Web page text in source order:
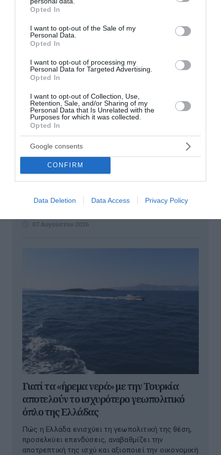
grant or deny consent to Google and its third-party tags to
use your data for below specified purposes in below Google
consent section.
Opted In
I want to opt-out of the Sale of my
Personal Data.
Opted In
I want to opt-out of processing my
Personal Data for Targeted Advertising.
Opted In
I want to opt-out of Collection, Use,
Retention, Sale, and/or Sharing of my
Personal Data that Is Unrelated with the
Purposes for which it was collected.
Opted In
Google consents
CONFIRM
Data Deletion Data Access Privacy Policy
Ο δρόμος προς το 2027 και η κρίση
αξιοπιστίας της αντιπολίτευσης
Η πολιτική εικόνα της αντιπολίτευσης, οι
τρόπος με τον οποίο ενισχύεται η κυριαρχία του
Γιατί τα «ήρεμα νερά» με την Τουρκία
αποτελούν το ισχυρότερο γεωπολιτικό
όπλο της Ελλάδας
Πώς η Ελλάδα ενισχύει τη γεωπολιτική της θέση,
προσελκύει επενδύσεις, αναβαθμίζει την
αποτρεπτική της ισχύ και αξιοποιεί την οικονομική